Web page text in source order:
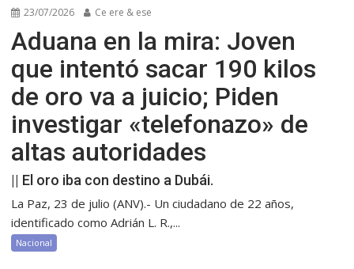
23/07/2026 Ce ere & ese
Aduana en la mira: Joven
que intentó sacar 190 kilos
de oro va a juicio; Piden
investigar «telefonazo» de
altas autoridades
|| El oro iba con destino a Dubái.
La Paz, 23 de julio (ANV).- Un ciudadano de 22 años,
identificado como Adrián L. R.,...
Nacional